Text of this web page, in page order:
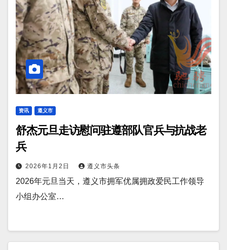
资讯 遵义市
舒杰元旦走访慰问驻遵部队官兵与抗战老
兵
2026年1月2日 遵义市头条
2026年元旦当天，遵义市拥军优属拥政爱民工作领导
小组办公室…